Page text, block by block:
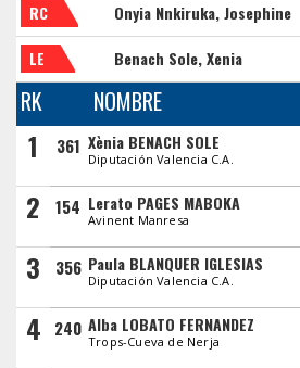
RC Onyia Nnkiruka, Josephine
LE Benach Sole, Xenia
RK NOMBRE
1 361 Xènia BENACH SOLE
Diputación Valencia C.A.
2 154 Lerato PAGES MABOKA
Avinent Manresa
3 356 Paula BLANQUER IGLESIAS
Diputación Valencia C.A.
4 240 Alba LOBATO FERNANDEZ
Trops-Cueva de Nerja